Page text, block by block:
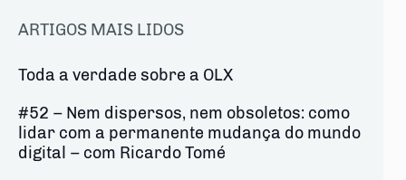
ARTIGOS MAIS LIDOS
Toda a verdade sobre a OLX
#52 – Nem dispersos, nem obsoletos: como
lidar com a permanente mudança do mundo
digital – com Ricardo Tomé